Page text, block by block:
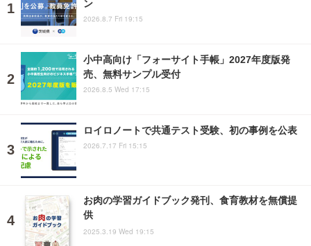
ン
2026.8.7 Fri 19:15
小中高向け「フォーサイト手帳」2027年度版発
売、無料サンプル受付
2026.8.5 Wed 17:15
ロイロノートで共通テスト受験、初の事例を公表
2026.7.17 Fri 15:15
お肉の学習ガイドブック発刊、食育教材を無償提
供
2025.3.19 Wed 19:15